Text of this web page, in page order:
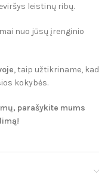
leistinų ribų.
nuo jūsų įrenginio
, taip užtikriname, kad
kokybės.
parašykite mums